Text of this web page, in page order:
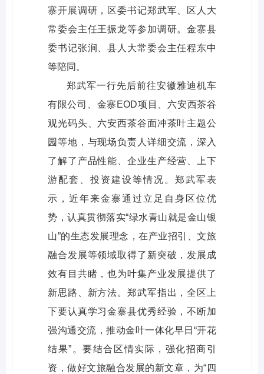
寨开展调研，区委书记郑武军、区人大
常委会主任王振龙等参加调研。金寨县
委书记张涧、县人大常委会主任程东中
等陪同。
郑武军一行先后前往安徽雅迪机车
有限公司、金寨EOD项目、六安西茶谷
观光码头、六安西茶谷面冲茶叶主题公
园等地，与现场负责人详细交流，深入
了解了产品性能、企业生产经营、上下
游配套、投资建设等情况。郑武军表
示，近年来金寨通过立足自身区位优
势，认真贯彻落实“绿水青山就是金山银
山”的生态发展理念，在产业招引、文旅
融合发展等领域取得了新突破，发展成
效有目共睹，也为叶集产业发展提供了
新思路、新方法。郑武军指出，全区上
下要认真学习金寨县优秀经验，不断加
强沟通交流，推动金叶一体化早日“开花
结果”。要结合区情实际，强化招商引
资，做好文旅融合发展的新文章，为“四